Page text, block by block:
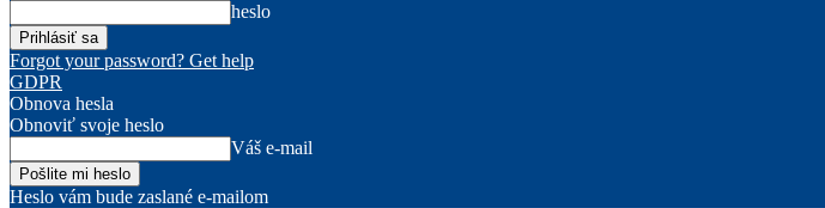
heslo
Forgot your password? Get help
GDPR
Obnova hesla
Obnoviť svoje heslo
Váš e-mail
Heslo vám bude zaslané e-mailom